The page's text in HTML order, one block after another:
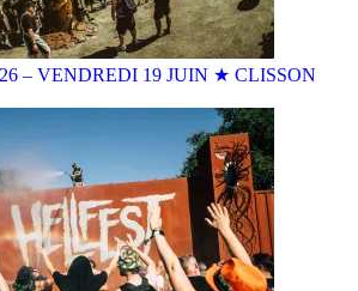
– VENDREDI 19 JUIN ★ CLISSON